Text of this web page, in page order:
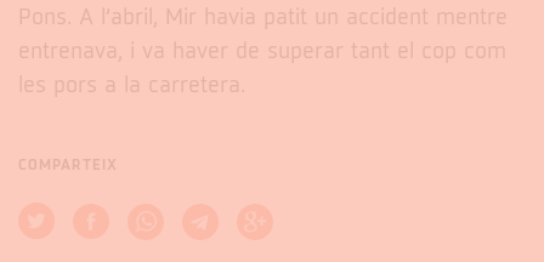
Pons. A l’abril, Mir havia patit un accident mentre
entrenava, i va haver de superar tant el cop com
les pors a la carretera.
COMPARTEIX